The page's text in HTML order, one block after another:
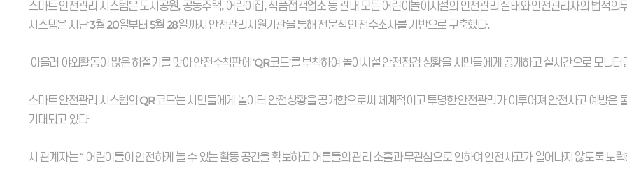
스마트 안전관리 시스템은 도시공원, 공동주택, 어린이집, 식품접객업소 등 관내 모든 어린이놀이시설의 안전관리 실태와 안전관리자의 법적의
시스템은 지난 3월 20일부터 5월 28일까지 안전관리지원기관을 통해 전문적인 전수조사를 기반으로 구축했다.
아울러 야외활동이 많은 하절기를 맞아 안전수칙판에 ‘QR코드’를 부착하여 놀이시설 안전점검 상황을 시민들에게 공개하고 실시간으로 모니
스마트 안전관리 시스템의 QR코드’는 시민들에게 놀이터 안전상황을 공개함으로써 체계적이고 투명한 안전관리가 이루어져 안전사고 예방은
기대되고 있다
시 관계자는 “ 어린이들이 안전하게 놀 수 있는 활동 공간을 확보하고 어른들의 관리 소홀과 무관심으로 인하여 안전사고가 일어나지 않도록 노